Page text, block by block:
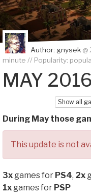
Author: gnysek @
minute // Popularity:
MAY 2016
Show all
During May those
This update is not
3x games for PS4, 2x
1x games for PSP